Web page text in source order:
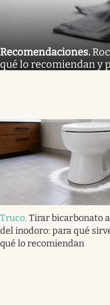
Recomendaciones.
qué lo recomiendan y
Truco.Tirar bicarbonato
del inodoro: para qué
qué lo recomiendan